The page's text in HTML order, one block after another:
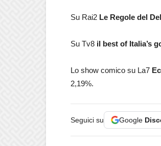
Su Rai2 Le Regole del
Su Tv8 il best of Italia’s
Lo show comico su La7
2,19%.
Seguici su Google